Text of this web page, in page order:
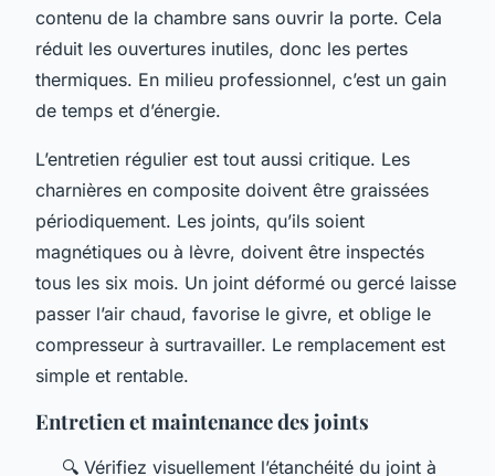
contenu de la chambre sans ouvrir la porte. Cela
réduit les ouvertures inutiles, donc les pertes
thermiques. En milieu professionnel, c’est un gain
de temps et d’énergie.
L’entretien régulier est tout aussi critique. Les
charnières en composite doivent être graissées
périodiquement. Les joints, qu’ils soient
magnétiques ou à lèvre, doivent être inspectés
tous les six mois. Un joint déformé ou gercé laisse
passer l’air chaud, favorise le givre, et oblige le
compresseur à surtravailler. Le remplacement est
simple et rentable.
Entretien et maintenance des joints
🔍 Vérifiez visuellement l’étanchéité du joint à